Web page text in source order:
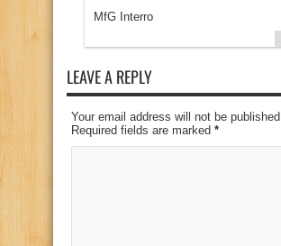
MfG Interro
LEAVE A REPLY
Your email address will not be published.
Required fields are marked *